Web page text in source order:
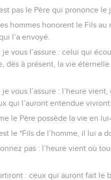
pas le Père qui prononce
hommes honorent le Fils au
l’a envoyé.
vous l’assure : celui qui
dès à présent, la vie
je vous l’assure : l’heure
qui l’auront entendue vivront.
le Père possède la vie en
le *Fils de l’homme, il lui a
pas : l’heure vient où
: ceux qui auront fait le